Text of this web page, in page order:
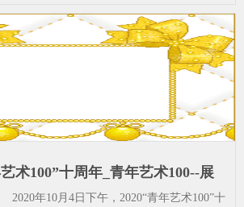
好色之图
术100”十周年_青年艺术100--展
年10月4日下午，2020“青年艺术100”十